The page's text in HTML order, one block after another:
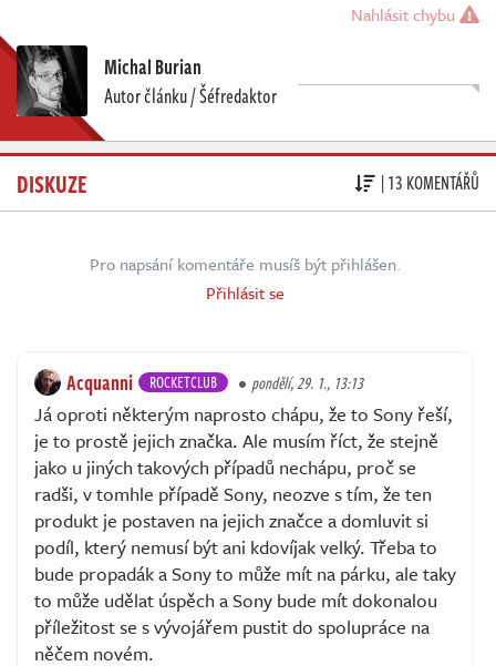
Nahlásit chybu
Michal Burian
Autor článku / Šéfredaktor
DISKUZE | 13 KOMENTÁŘŮ
Pro napsání komentáře musíš být přihlášen.
Přihlásit se
Acquanni ROCKETCLUB pondělí, 29. 1., 13:13
Já oproti některým naprosto chápu, že to Sony řeší,
je to prostě jejich značka. Ale musím říct, že stejně
jako u jiných takových případů nechápu, proč se
radši, v tomhle případě Sony, neozve s tím, že ten
produkt je postaven na jejich značce a domluvit si
podíl, který nemusí být ani kdovíjak velký. Třeba to
bude propadák a Sony to může mít na párku, ale taky
to může udělat úspěch a Sony bude mít dokonalou
příležitost se s vývojářem pustit do spolupráce na
něčem novém.